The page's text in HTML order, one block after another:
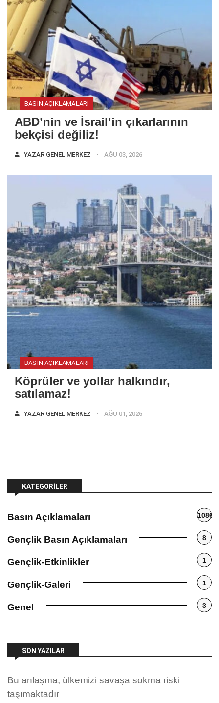
BASIN AÇIKLAMALARI
ABD’nin ve İsrail’in çıkarlarının
bekçisi değiliz!
YAZAR GENEL MERKEZ AĞU 03, 2026
BASIN AÇIKLAMALARI
Köprüler ve yollar halkındır,
satılamaz!
YAZAR GENEL MERKEZ AĞU 01, 2026
KATEGORILER
Basın Açıklamaları 1086
Gençlik Basın Açıklamaları 8
Gençlik-Etkinlikler 1
Gençlik-Galeri 1
Genel 3
SON YAZILAR
Bu anlaşma, ülkemizi savaşa sokma riski
taşımaktadır